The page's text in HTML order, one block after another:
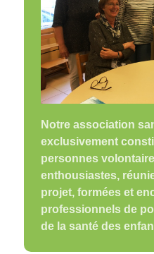
Notre association
exclusivement
personnes
enthousiastes,
projet, formées et
professionnels de
de la santé des